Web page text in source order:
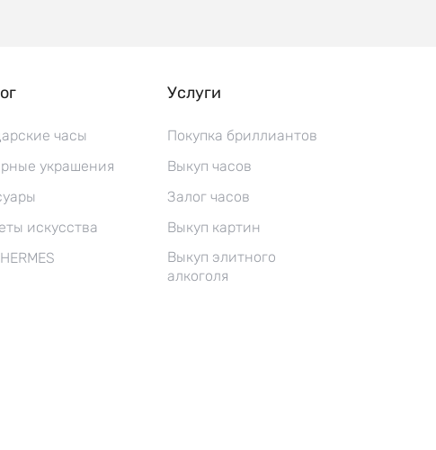
часы
украшения
искусства
Услуги
Покупка бриллиантов
Выкуп часов
Залог часов
Выкуп картин
Выкуп элитного
алкоголя